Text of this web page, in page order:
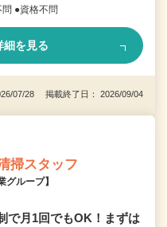
●資格不問
細を見る
07/28 掲載終了日： 2026/09/04
掃スタッフ
ループ】
で月1回でもOK！まずは